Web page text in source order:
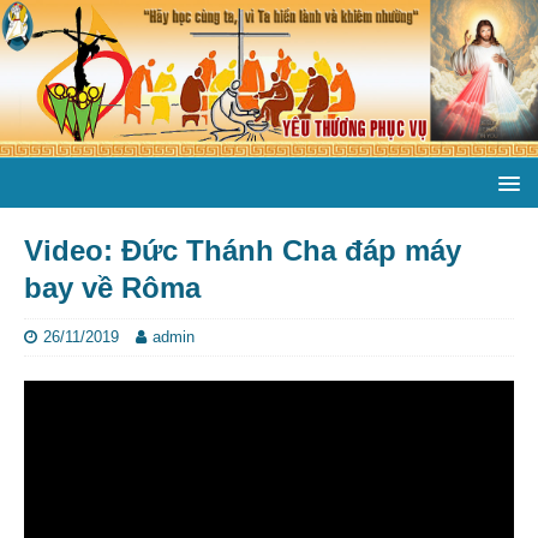
Video: Đức Thánh Cha đáp máy
bay về Rôma
26/11/2019 admin